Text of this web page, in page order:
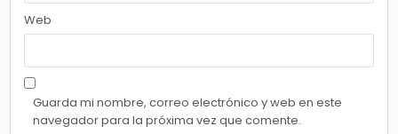
Web
Guarda mi nombre, correo electrónico y web en este
navegador para la próxima vez que comente.